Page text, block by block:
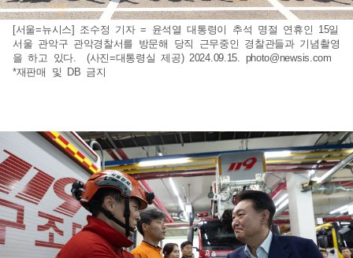
[서울=뉴시스] 조수정 기자 = 윤석열 대통령이 추석 명절 연휴인 15일
서울 관악구 관악경찰서를 방문해 당직 근무중인 경찰관들과 기념촬영
을 하고 있다. (사진=대통령실 제공) 2024.09.15. photo@newsis.com
*재판매 및 DB 금지